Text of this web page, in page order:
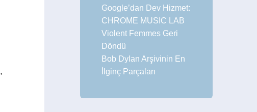
,
Google’dan Dev Hizmet:
CHROME MUSIC LAB
Violent Femmes Geri
Döndü
Bob Dylan Arşivinin En
İlginç Parçaları